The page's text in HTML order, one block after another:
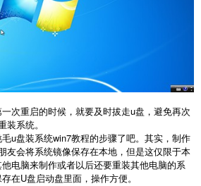
次重启的时候，就要及时拔走u盘，避免再次
系统。
u盘装系统win7教程的步骤了吧。其实，制作
友会将系统镜像保存在本地，但是这仅限于本
电脑来制作或者以后还要重装其他电脑的系
在U盘启动盘里面，操作方便。